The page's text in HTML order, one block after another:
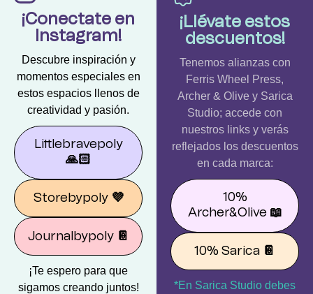
¡Conectate en
Instagram!
Descubre inspiración y
momentos especiales en
estos espacios llenos de
creatividad y pasión.
Littlebravepoly
🙏🏻
Storebypoly 💜
Journalbypoly 📔
¡Te espero para que
sigamos creando juntos!
¡Llévate estos
descuentos!
Tenemos alianzas con
Ferris Wheel Press,
Archer & Olive y Sarica
Studio; accede con
nuestros links y verás
reflejados los descuentos
en cada marca:
10%
Archer&Olive 📖
10% Sarica 📔
*En Sarica Studio debes